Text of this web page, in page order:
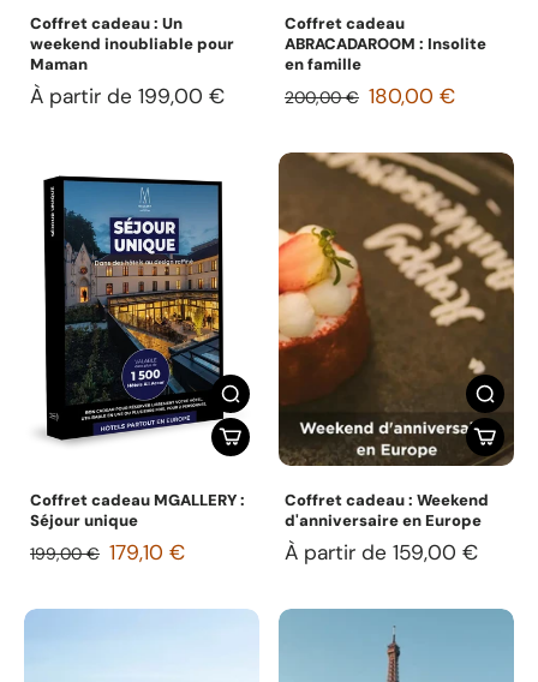
Coffret cadeau : Un
weekend inoubliable pour
Maman
À partir de 199,00 €
Coffret cadeau
ABRACADAROOM : Insolite
en famille
200,00 € 180,00 €
Coffret cadeau MGALLERY :
Séjour unique
199,00 € 179,10 €
Coffret cadeau : Weekend
d'anniversaire en Europe
À partir de 159,00 €